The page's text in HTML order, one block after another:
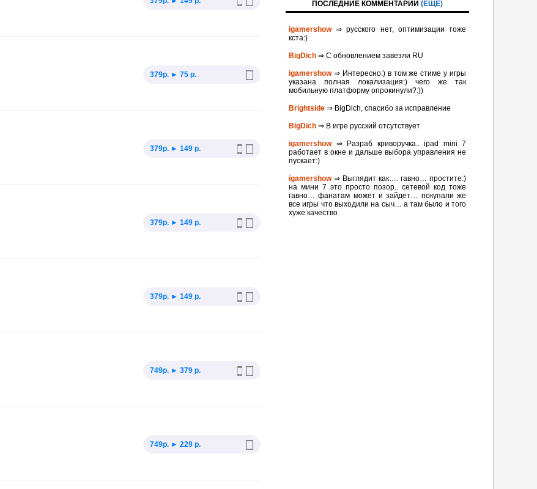
379p. ► 75 р.
379p. ► 149 р.
379p. ► 149 р.
379p. ► 149 р.
749p. ► 379 р.
749p. ► 229 р.
ПОСЛЕДНИЕ КОММЕНТАРИИ (ЕЩЁ)
igamershow⇒ русского нет, оптимизации тоже
кста:)
BigDich ⇒ С обновлением завезли RU
igamershow⇒ Интересно:) в том же стиме у игры
указана полная локализация:) чего же так
мобильную платформу опрокинули?:))
Brightside ⇒ BigDich, спасибо за исправление
BigDich ⇒ В игре русский отсутствует
igamershow⇒ Разраб криворучка.. ipad mini 7
работает в окне и дальше выбора управления не
пускает:)
igamershow⇒ Выглядит как…. гавно… простите:)
на мини 7 это просто позор.. сетевой код тоже
гавно… фанатам может и зайдет… покупали же
все игры что выходили на сыч… а там было и того
хуже качество